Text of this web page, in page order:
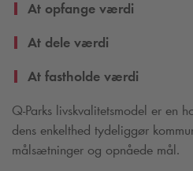
At opfange værdi
At dele værdi
At fastholde værdi
Q-Parks livskvalitetsmodel er en
dens enkelthed tydeliggør
målsætninger og opnåede mål.